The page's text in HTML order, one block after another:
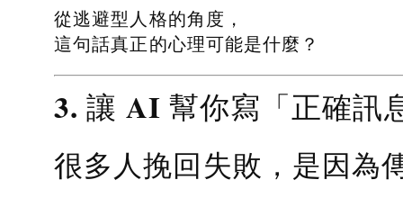
從逃避型人格的角度，
這句話真正的心理可能是什麼？
3. 讓 AI 幫你寫「正確訊
很多人挽回失敗，是因為